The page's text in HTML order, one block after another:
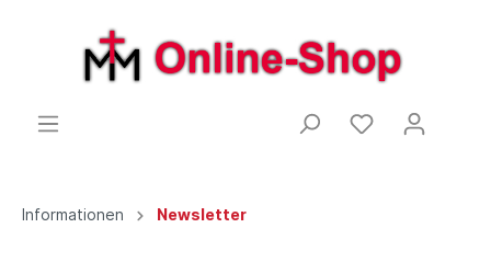
Informationen Newsletter